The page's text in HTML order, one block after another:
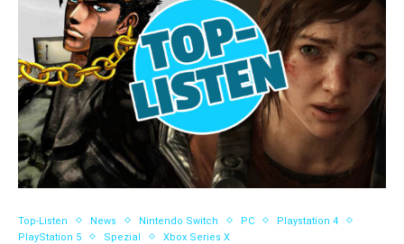
Top-Listen News Nintendo Switch PC
Playstation 4
PlayStation 5
Spezial Xbox Series X